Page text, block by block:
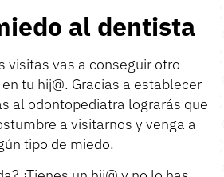
al dentista
visitas vas a conseguir otro
tu hij@. Gracias a establecer
al odontopediatra lograrás que
a visitarnos y venga a
tipo de miedo.